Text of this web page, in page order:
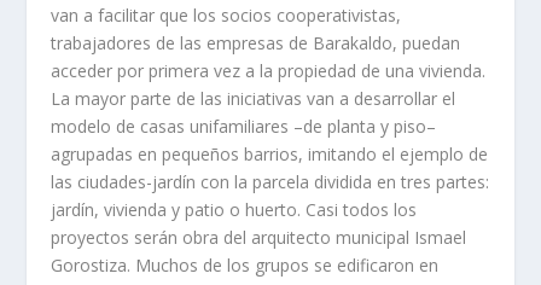
van a facilitar que los socios cooperativistas,
trabajadores de las empresas de Barakaldo, puedan
acceder por primera vez a la propiedad de una vivienda.
La mayor parte de las iniciativas van a desarrollar el
modelo de casas unifamiliares –de planta y piso–
agrupadas en pequeños barrios, imitando el ejemplo de
las ciudades-jardín con la parcela dividida en tres partes:
jardín, vivienda y patio o huerto. Casi todos los
proyectos serán obra del arquitecto municipal Ismael
Gorostiza. Muchos de los grupos se edificaron en